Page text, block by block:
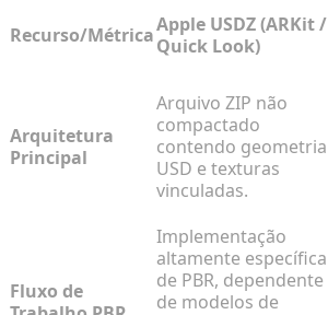
Recurso/MétricaApple USDZ (ARKit /
Quick Look)
Arquitetura
Principal
Arquivo ZIP não
compactado
contendo geometria
USD e texturas
vinculadas.
Fluxo de
Implementação
altamente específica
de PBR, dependente
de modelos de